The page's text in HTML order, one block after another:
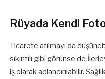
Rüyada Kendi
Ticarete atılmayı da
sıkıntılı gibi görünse de
iş olarak adlandırılabilir.